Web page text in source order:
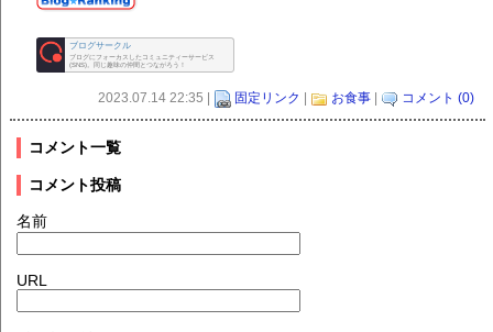
ブログサークル
ブログにフォーカスしたコミュニティーサービス
(SNS)。同じ趣味の仲間とつながろう！
2023.07.14 22:35 | 固定リンク | お食事 | コメント (0)
コメント一覧
コメント投稿
名前
URL